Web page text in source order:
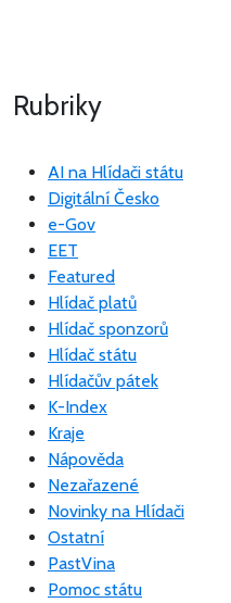
Rubriky
AI na Hlídači státu
Digitální Česko
e-Gov
EET
Featured
Hlídač platů
Hlídač sponzorů
Hlídač státu
Hlídačův pátek
K-Index
Kraje
Nápověda
Nezařazené
Novinky na Hlídači
Ostatní
PastVina
Pomoc státu